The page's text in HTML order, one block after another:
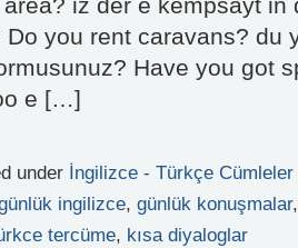
you rent caravans? du
Have you got
e […]
under İngilizce - Türkçe Cümleler
ingilizce, günlük konuşmalar
tercüme, kısa diyaloglar